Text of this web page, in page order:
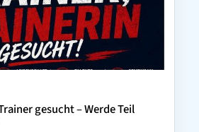
gesucht – Werde Teil